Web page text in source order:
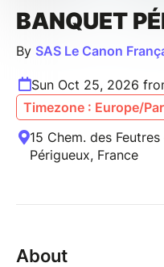
BANQUET
By SAS Le Canon
Sun Oct 25, 2026
Timezone : Europe/
15 Chem. des
Périgueux, France
About